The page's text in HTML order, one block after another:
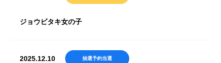
ジョウビタキ女の子
2025.12.10 抽選予約当選